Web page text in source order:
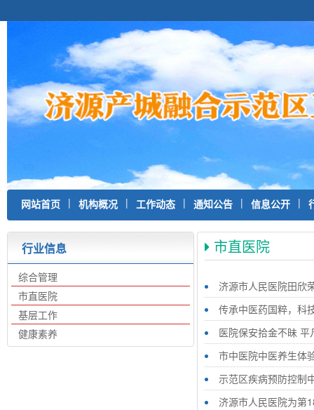
网站首页 | 机构概况 | 工作动态 | 通知公告 | 信息公开 |
行业信息
综合管理
市直医院
基层工作
健康素养
市直医院
济源市人民医院田欣
传承中医药国粹，
医院保安拾金不昧
市中医院中医养生体
示范区疾病预防控制
济源市人民医院为第